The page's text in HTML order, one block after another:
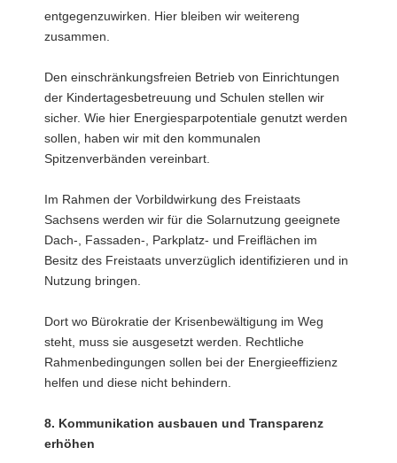
entgegenzuwirken. Hier bleiben wir weitereng
zusammen.
Den einschränkungsfreien Betrieb von Einrichtungen
der Kindertagesbetreuung und Schulen stellen wir
sicher. Wie hier Energiesparpotentiale genutzt werden
sollen, haben wir mit den kommunalen
Spitzenverbänden vereinbart.
Im Rahmen der Vorbildwirkung des Freistaats
Sachsens werden wir für die Solarnutzung geeignete
Dach-, Fassaden-, Parkplatz- und Freiflächen im
Besitz des Freistaats unverzüglich identifizieren und in
Nutzung bringen.
Dort wo Bürokratie der Krisenbewältigung im Weg
steht, muss sie ausgesetzt werden. Rechtliche
Rahmenbedingungen sollen bei der Energieeffizienz
helfen und diese nicht behindern.
8. Kommunikation ausbauen und Transparenz
erhöhen